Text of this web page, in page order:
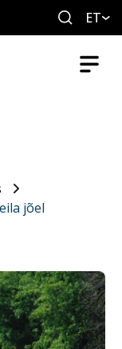
ET
jõel